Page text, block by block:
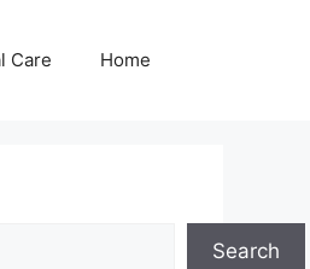
Care Home
Search